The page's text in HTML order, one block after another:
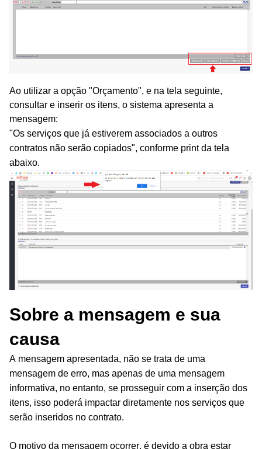
Ao utilizar a opção "Orçamento", e na tela seguinte,
consultar e inserir os itens, o sistema apresenta a
mensagem:
"Os serviços que já estiverem associados a outros
contratos não serão copiados", conforme print da tela
abaixo.
Sobre a mensagem e sua
causa
A mensagem apresentada, não se trata de uma
mensagem de erro, mas apenas de uma mensagem
informativa, no entanto, se prosseguir com a inserção dos
itens, isso poderá impactar diretamente nos serviços que
serão inseridos no contrato.
O motivo da mensagem ocorrer, é devido a obra estar